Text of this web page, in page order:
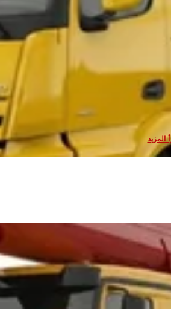
الجاهزة & مضخة/خلاطة
خزانات الوقود
بين المصنع وموقع البناء وتقضي معظم اليوم في
المزيد